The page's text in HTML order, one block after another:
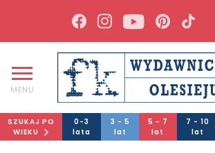
MENU
SZUKAJ PO
WIEKU
0-3
lata
3 - 5
lat
5 - 7
lat
7 - 10
lat